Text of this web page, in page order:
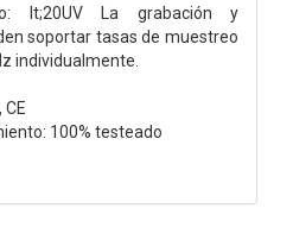
lt;20UV La grabación y
soportar tasas de muestreo
individualmente.
CE
100% testeado